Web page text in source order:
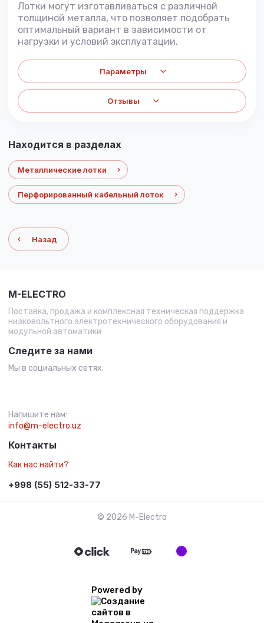
Лотки могут изготавливаться с различной
толщиной металла, что позволяет подобрать
оптимальный вариант в зависимости от
нагрузки и условий эксплуатации.
Параметры
Отзывы
Находится в разделах
Металлические лотки
Перфорированный кабельный лоток
Назад
M-ELECTRO
Поставка, продажа и комплексная техническая поддержка
низковольтного электротехнического оборудования и
модульной автоматики
Следите за нами
Мы в социальных сетях:
Напишите нам:
info@m-electro.uz
Контакты
Как нас найти?
+998 (55) 512-33-77
© 2026 M-Electro
Powered by